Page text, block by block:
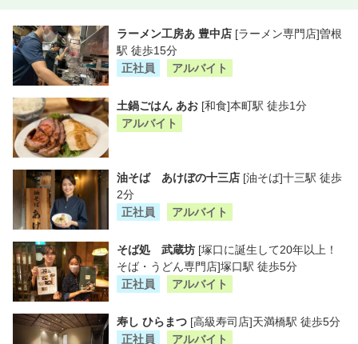
ラーメン工房あ 豊中店 [ラーメン専門店]曽根
駅 徒歩15分
正社員
アルバイト
土鍋ごはん あお [和食]本町駅 徒歩1分
アルバイト
油そば あけぼの十三店 [油そば]十三駅 徒歩
2分
正社員
アルバイト
そば処 武蔵坊 [塚口に誕生して20年以上！
そば・うどん専門店]塚口駅 徒歩5分
正社員
アルバイト
寿し ひらまつ [高級寿司店]天満橋駅 徒歩5分
正社員
アルバイト